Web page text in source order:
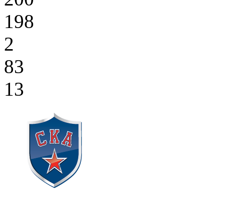
198
2
83
13